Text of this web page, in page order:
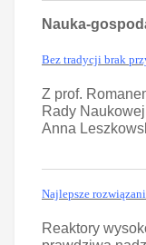
Nauka-
Bez tradycji brak
Z prof.
Rady
Anna
Najlepsze
Reaktory